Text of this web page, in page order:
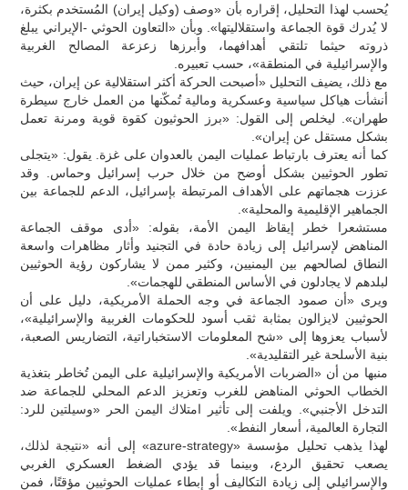
يُحسب لهذا التحليل، إقراره بأن «وصف (وكيل إيران) المُستخدم بكثرة،
لا يُدرك قوة الجماعة واستقلاليتها». وبأن «التعاون الحوثي -الإيراني يبلغ
ذروته حيثما تلتقي أهدافهما، وأبرزها زعزعة المصالح الغربية
والإسرائيلية في المنطقة»، حسب تعبيره.
مع ذلك، يضيف التحليل «أصبحت الحركة أكثر استقلالية عن إيران، حيث
أنشأت هياكل سياسية وعسكرية ومالية تُمكّنها من العمل خارج سيطرة
طهران». ليخلص إلى القول: «برز الحوثيون كقوة قوية ومرنة تعمل
بشكل مستقل عن إيران».
كما أنه يعترف بارتباط عمليات اليمن بالعدوان على غزة. يقول: «يتجلى
تطور الحوثيين بشكل أوضح من خلال حرب إسرائيل وحماس. وقد
عززت هجماتهم على الأهداف المرتبطة بإسرائيل، الدعم للجماعة بين
الجماهير الإقليمية والمحلية».
مستشعرا خطر إيقاظ اليمن الأمة، بقوله: «أدى موقف الجماعة
المناهض لإسرائيل إلى زيادة حادة في التجنيد وأثار مظاهرات واسعة
النطاق لصالحهم بين اليمنيين، وكثير ممن لا يشاركون رؤية الحوثيين
لبلدهم لا يجادلون في الأساس المنطقي للهجمات».
ويرى «أن صمود الجماعة في وجه الحملة الأمريكية، دليل على أن
الحوثيين لايزالون بمثابة ثقب أسود للحكومات الغربية والإسرائيلية»،
لأسباب يعزوها إلى «شح المعلومات الاستخباراتية، التضاريس الصعبة،
بنية الأسلحة غير التقليدية».
منبها من أن «الضربات الأمريكية والإسرائيلية على اليمن تُخاطر بتغذية
الخطاب الحوثي المناهض للغرب وتعزيز الدعم المحلي للجماعة ضد
التدخل الأجنبي». ويلفت إلى تأثير امتلاك اليمن الحر «وسيلتين للرد:
التجارة العالمية، أسعار النفط».
لهذا يذهب تحليل مؤسسة «azure-strategy» إلى أنه «نتيجة لذلك،
يصعب تحقيق الردع، وبينما قد يؤدي الضغط العسكري الغربي
والإسرائيلي إلى زيادة التكاليف أو إبطاء عمليات الحوثيين مؤقتًا، فمن